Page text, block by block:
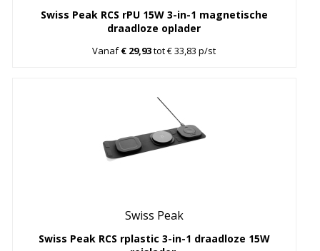
Swiss Peak RCS rPU 15W 3-in-1 magnetische
draadloze oplader
Vanaf€ 29,93tot € 33,83 p/st
Swiss Peak
Swiss Peak RCS rplastic 3-in-1 draadloze 15W